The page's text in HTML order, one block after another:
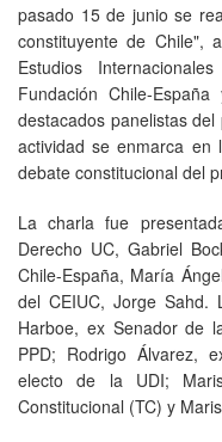
pasado 15 de junio se
constituyente de Chile",
Estudios
Fundación Chile-
destacados panelistas
actividad se enmarca en
debate constitucional del
La charla fue
Derecho UC, Gabriel
Chile-España, María
del CEIUC, Jorge Sahd.
Harboe, ex Senador de
PPD; Rodrigo Álvarez,
electo de la UDI;
Constitucional (TC) y